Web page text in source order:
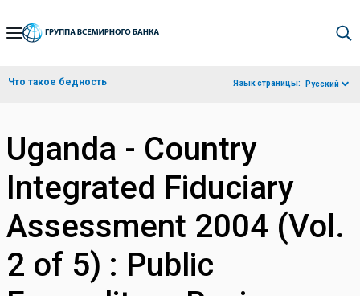
Skip
Navigation
Что такое бедность Язык страницы: Русский
Uganda - Country
Integrated Fiduciary
Assessment 2004 (Vol.
2 of 5) : Public